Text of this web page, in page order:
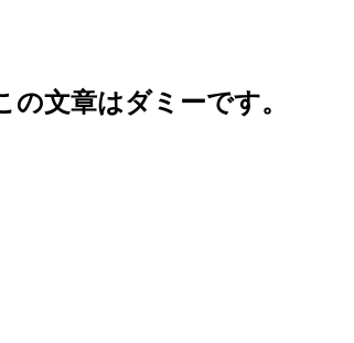
文章はダミーです。